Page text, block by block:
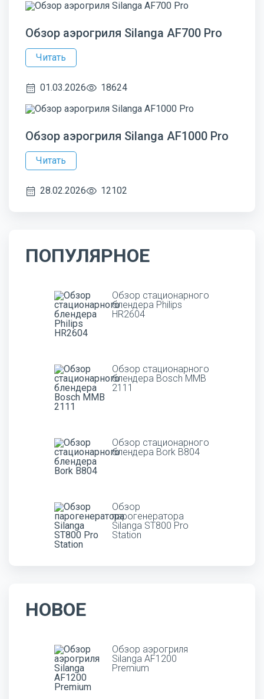
Обзор аэрогриля Silanga AF700 Pro
Читать
01.03.2026 18624
Обзор аэрогриля Silanga AF1000 Pro
Читать
28.02.2026 12102
ПОПУЛЯРНОЕ
Обзор стационарного
блендера Philips
HR2604
Обзор стационарного
блендера Bosch MMB
2111
Обзор стационарного
блендера Bork B804
Обзор
парогенератора
Silanga ST800 Pro
Station
НОВОЕ
Обзор аэрогриля
Silanga AF1200
Premium